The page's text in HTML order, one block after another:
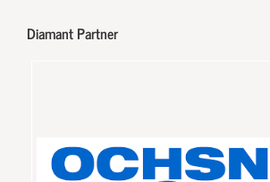
Diamant Partner